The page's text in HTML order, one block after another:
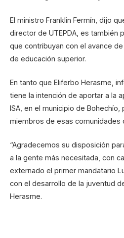
El ministro Franklin Fermín, dijo
director de UTEPDA, es también
que contribuyan con el avance
de educación superior.
En tanto que Eliferbo Herasme,
tiene la intención de aportar a la
ISA, en el municipio de Bohechío,
miembros de esas comunidades
“Agradecemos su disposición
a la gente más necesitada, con
externado el primer mandatario
con el desarrollo de la juventud
Herasme.